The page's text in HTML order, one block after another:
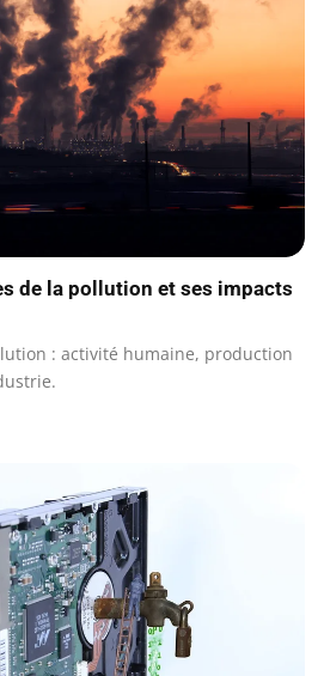
de la pollution et ses impacts
: activité humaine, production